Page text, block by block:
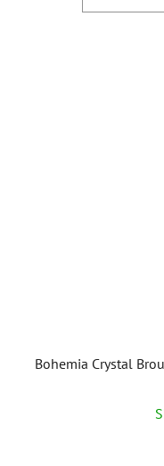
Bohemia Crystal